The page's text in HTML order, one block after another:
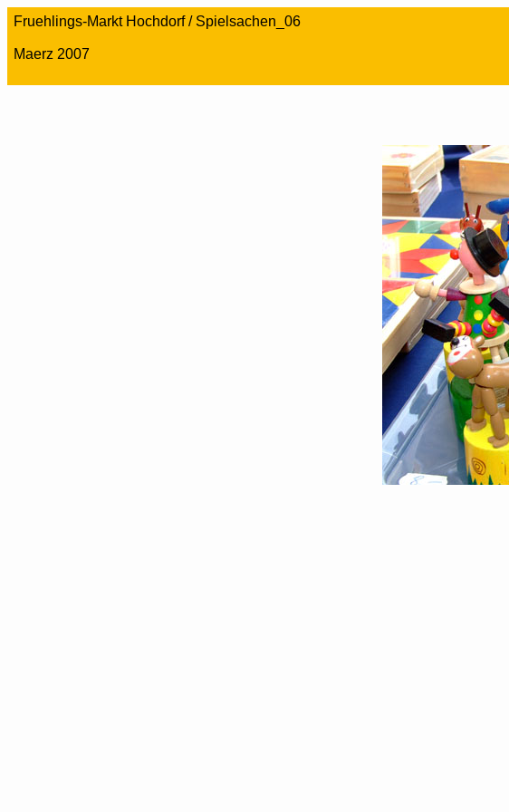
Fruehlings-Markt Hochdorf / Spielsachen_06
Maerz 2007